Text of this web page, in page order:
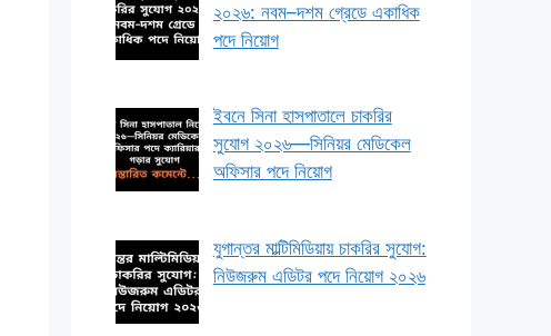
২০২৬: নবম–দশম গ্রেডে একাধিক
পদে নিয়োগ
ইবনে সিনা হাসপাতালে চাকরির
সুযোগ ২০২৬—সিনিয়র মেডিকেল
অফিসার পদে নিয়োগ
যুগান্তর মাল্টিমিডিয়ায় চাকরির সুযোগ:
নিউজরুম এডিটর পদে নিয়োগ ২০২৬